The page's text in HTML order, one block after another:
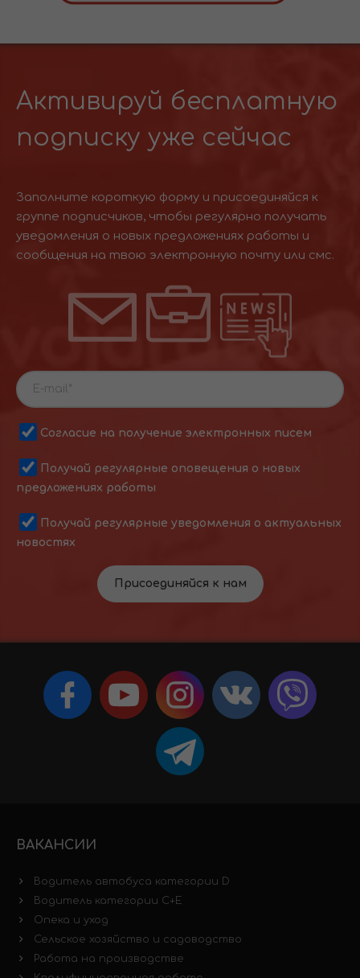
Активируй бесплатную
подписку уже сейчас
Заполните короткую форму и присоединяйся к
группе подписчиков, чтобы регулярно получать
уведомления о новых предложениях работы и
сообщения на твою электронную почту или смс.
Согласие на получение электронных писем
Получай регулярные оповещения о новых
предложениях работы
Получай регулярные уведомления о актуальных
новостях
Присоединяйся к нам
ВАКАНСИИ
Водитель автобуса категории D
Водитель категории C+E
Опека и уход
Сельское хозяйство и садоводство
Работа на производстве